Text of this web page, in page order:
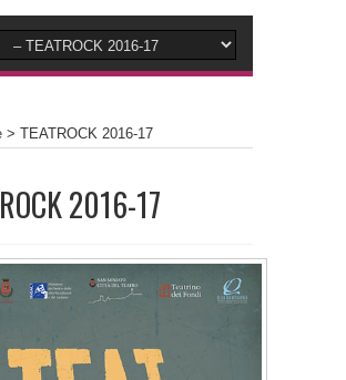
> TEATROCK 2016-17
2016-17